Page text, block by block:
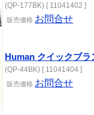
(QP-177BK) [ 11041402 ]
販売価格 お問合せ
Human クイックブ
(QP-44BK) [ 11041404 ]
販売価格 お問合せ